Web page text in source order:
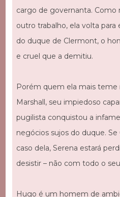
cargo de governanta. Como
outro trabalho, ela volta
do duque de Clermont, o
e cruel que a demitiu.
Porém quem ela mais teme
Marshall, seu impiedoso
pugilista conquistou a
negócios sujos do duque.
caso dela, Serena estará
desistir – não com todo o
Hugo é um homem de